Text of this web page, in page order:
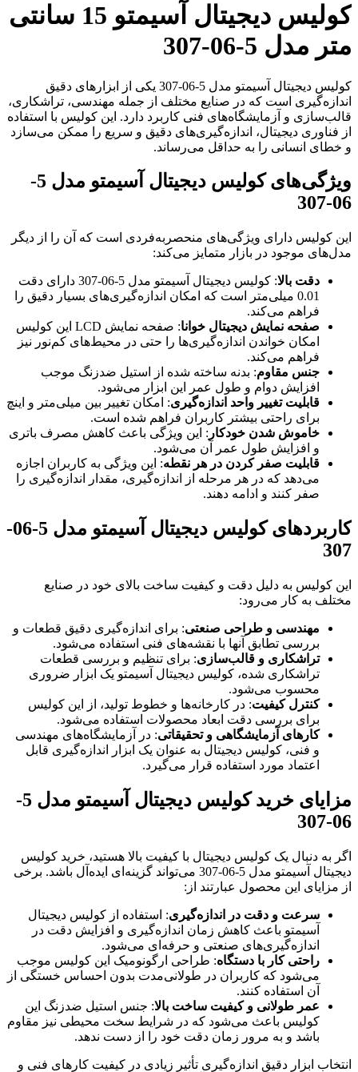
کولیس دیجیتال آسیمتو 15 سانتی
متر مدل 5-06-307
کولیس دیجیتال آسیمتو مدل 5-06-307 یکی از ابزارهای دقیق
اندازه‌گیری است که در صنایع مختلف از جمله مهندسی، تراشکاری،
قالب‌سازی و آزمایشگاه‌های فنی کاربرد دارد. این کولیس با استفاده
از فناوری دیجیتال، اندازه‌گیری‌های دقیق و سریع را ممکن می‌سازد
و خطای انسانی را به حداقل می‌رساند.
ویژگی‌های کولیس دیجیتال آسیمتو مدل 5-
06-307
این کولیس دارای ویژگی‌های منحصر‌به‌فردی است که آن را از دیگر
مدل‌های موجود در بازار متمایز می‌کند:
دقت بالا
: کولیس دیجیتال آسیمتو مدل 5-06-307 دارای دقت
0.01 میلی‌متر است که امکان اندازه‌گیری‌های بسیار دقیق را
فراهم می‌کند.
صفحه نمایش دیجیتال خوانا
: صفحه نمایش LCD این کولیس
امکان خواندن اندازه‌گیری‌ها را حتی در محیط‌های کم‌نور نیز
فراهم می‌کند.
جنس مقاوم: بدنه ساخته شده از استیل ضدزنگ موجب
افزایش دوام و طول عمر این ابزار می‌شود.
قابلیت تغییر واحد اندازه‌گیری: امکان تغییر بین میلی‌متر و اینچ
برای راحتی بیشتر کاربران فراهم شده است.
خاموش شدن خودکار : این ویژگی باعث کاهش مصرف باتری
و افزایش طول عمر آن می‌شود.
قابلیت صفر کردن در هر نقطه: این ویژگی به کاربران اجازه
می‌دهد که در هر مرحله از اندازه‌گیری، مقدار اندازه‌گیری را
صفر کنند و ادامه دهند.
کاربردهای کولیس دیجیتال آسیمتو مدل 5-06-
307
این کولیس به دلیل دقت و کیفیت ساخت بالای خود در صنایع
مختلف به کار می‌رود:
مهندسی و طراحی صنعتی: برای اندازه‌گیری دقیق قطعات و
بررسی تطابق آنها با نقشه‌های فنی استفاده می‌شود.
تراشکاری و قالب‌سازی: برای تنظیم و بررسی قطعات
تراشکاری شده، کولیس دیجیتال آسیمتو یک ابزار ضروری
محسوب می‌شود.
کنترل کیفیت: در کارخانه‌ها و خطوط تولید، از این کولیس
برای بررسی دقت ابعاد محصولات استفاده می‌شود.
کارهای آزمایشگاهی و تحقیقاتی: در آزمایشگاه‌های مهندسی
و فنی، کولیس دیجیتال به عنوان یک ابزار اندازه‌گیری قابل
اعتماد مورد استفاده قرار می‌گیرد.
مزایای خرید کولیس دیجیتال آسیمتو مدل 5-
06-307
اگر به دنبال یک کولیس دیجیتال با کیفیت بالا هستید، خرید کولیس
دیجیتال آسیمتو مدل 5-06-307 می‌تواند گزینه‌ای ایده‌آل باشد. برخی
از مزایای این محصول عبارتند از:
سرعت و دقت در اندازه‌گیری: استفاده از کولیس دیجیتال
آسیمتو باعث کاهش زمان اندازه‌گیری و افزایش دقت در
اندازه‌گیری‌های صنعتی و حرفه‌ای می‌شود.
راحتی کار با دستگاه: طراحی ارگونومیک این کولیس موجب
می‌شود که کاربران در طولانی‌مدت بدون احساس خستگی از
آن استفاده کنند.
عمر طولانی و کیفیت ساخت بالا: جنس استیل ضدزنگ این
کولیس باعث می‌شود که در شرایط سخت محیطی نیز مقاوم
باشد و به مرور زمان دقت خود را از دست ندهد.
انتخاب ابزار دقیق اندازه‌گیری تأثیر زیادی در کیفیت کارهای فنی و